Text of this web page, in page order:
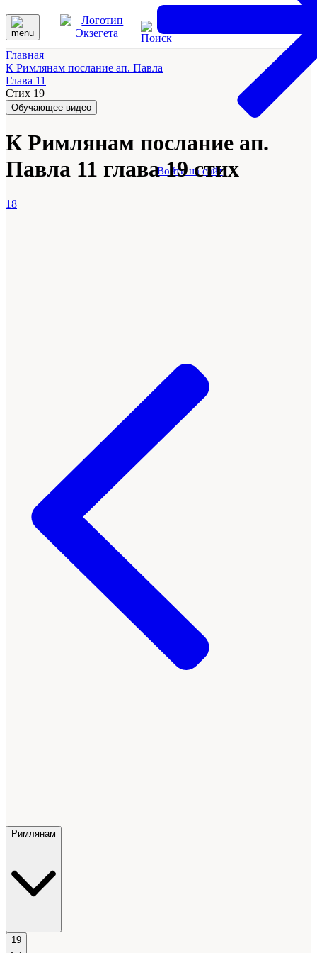
Войти на сайт
Главная
К Римлянам послание ап. Павла
Глава 11
Стих 19
Обучающее видео
К Римлянам послание ап.
Павла 11 глава 19 стих
18
Римлянам
19